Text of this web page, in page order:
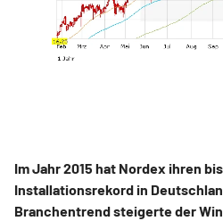
Im Jahr 2015 hat Nordex ihren
Installationsrekord in
Branchentrend steigerte der